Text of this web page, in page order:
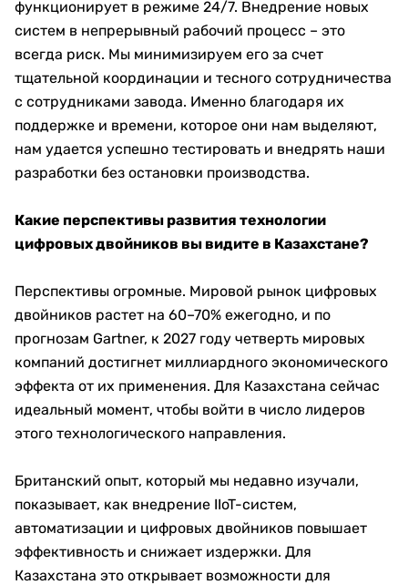
функционирует в режиме 24/7. Внедрение новых
систем в непрерывный рабочий процесс – это
всегда риск. Мы минимизируем его за счет
тщательной координации и тесного сотрудничества
с сотрудниками завода. Именно благодаря их
поддержке и времени, которое они нам выделяют,
нам удается успешно тестировать и внедрять наши
разработки без остановки производства.
Какие перспективы развития технологии
цифровых двойников вы видите в Казахстане?
Перспективы огромные. Мировой рынок цифровых
двойников растет на 60–70% ежегодно, и по
прогнозам Gartner, к 2027 году четверть мировых
компаний достигнет миллиардного экономического
эффекта от их применения. Для Казахстана сейчас
идеальный момент, чтобы войти в число лидеров
этого технологического направления.
Британский опыт, который мы недавно изучали,
показывает, как внедрение IIoT-систем,
автоматизации и цифровых двойников повышает
эффективность и снижает издержки. Для
Казахстана это открывает возможности для